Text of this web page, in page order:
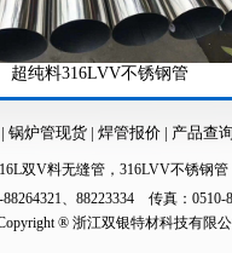
料316LVV不锈钢管
| 锅炉管现货 | 焊管报价| 产品查询
双V料无缝管 ， 316LVV不锈钢管
、88223334 传真：
® 浙江双银特材科技有限